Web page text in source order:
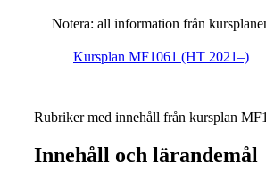
Notera: all information från
Kursplan MF1061 (HT 2021–)
Rubriker med innehåll från kursplan
Innehåll och lärandemål